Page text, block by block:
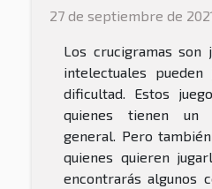
27 de septiembre de
Los crucigramas son
intelectuales pueden
dificultad. Estos
quienes tienen un
general. Pero
quienes quieren
encontrarás algunos